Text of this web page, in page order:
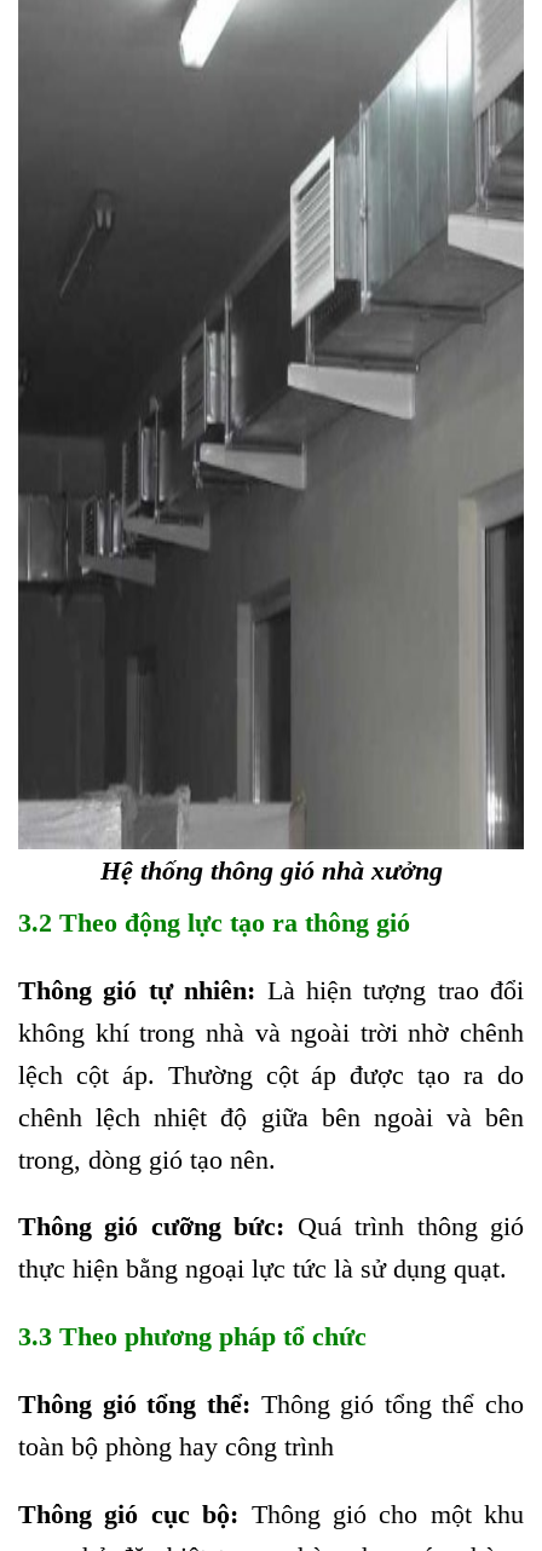
Hệ thống thông gió nhà xưởng
3.2 Theo động lực tạo ra thông gió
Thông gió tự nhiên: Là hiện tượng trao đổi
không khí trong nhà và ngoài trời nhờ chênh
lệch cột áp. Thường cột áp được tạo ra do
chênh lệch nhiệt độ giữa bên ngoài và bên
trong, dòng gió tạo nên.
Thông gió cưỡng bức: Quá trình thông gió
thực hiện bằng ngoại lực tức là sử dụng quạt.
3.3 Theo phương pháp tổ chức
Thông gió tổng thể: Thông gió tổng thể cho
toàn bộ phòng hay công trình
Thông gió cục bộ: Thông gió cho một khu